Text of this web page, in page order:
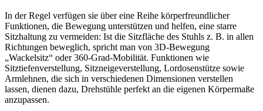
In der Regel verfügen sie über eine Reihe körperfreundlicher
Funktionen, die Bewegung unterstützen und helfen, eine starre
Sitzhaltung zu vermeiden: Ist die Sitzfläche des Stuhls z. B. in allen
Richtungen beweglich, spricht man von 3D-Bewegung
„Wackelsitz“ oder 360-Grad-Mobilität. Funktionen wie
Sitztiefenverstellung, Sitzneigeverstellung, Lordosenstütze sowie
Armlehnen, die sich in verschiedenen Dimensionen verstellen
lassen, dienen dazu, Drehstühle perfekt an die eigenen Körpermaße
anzupassen.